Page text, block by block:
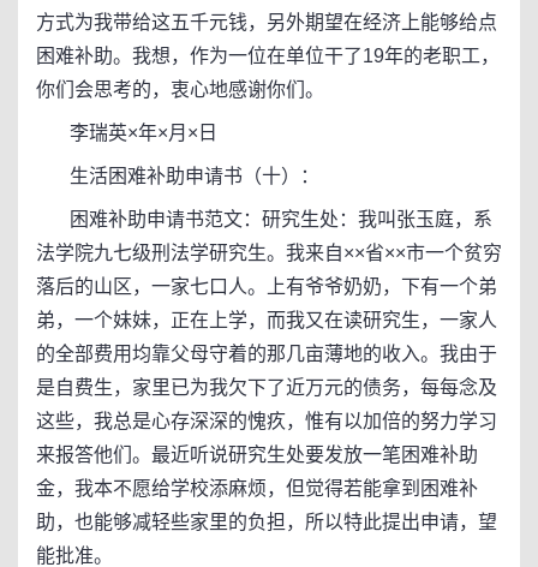
方式为我带给这五千元钱，另外期望在经济上能够给点
困难补助。我想，作为一位在单位干了19年的老职工，
你们会思考的，衷心地感谢你们。
李瑞英×年×月×日
生活困难补助申请书（十）：
困难补助申请书范文：研究生处：我叫张玉庭，系
法学院九七级刑法学研究生。我来自××省××市一个贫穷
落后的山区，一家七口人。上有爷爷奶奶，下有一个弟
弟，一个妹妹，正在上学，而我又在读研究生，一家人
的全部费用均靠父母守着的那几亩薄地的收入。我由于
是自费生，家里已为我欠下了近万元的债务，每每念及
这些，我总是心存深深的愧疚，惟有以加倍的努力学习
来报答他们。最近听说研究生处要发放一笔困难补助
金，我本不愿给学校添麻烦，但觉得若能拿到困难补
助，也能够减轻些家里的负担，所以特此提出申请，望
能批准。